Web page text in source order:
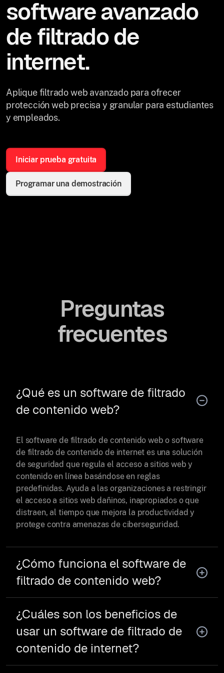
software avanzado
de filtrado de
internet.
Aplique filtrado web avanzado para ofrecer
protección web precisa y granular para estudiantes
y empleados.
Iniciar prueba gratuita
Programar una demostración
Preguntas
frecuentes
¿Qué es un software de filtrado
de contenido web?
El software de filtrado de contenido web o software
de filtrado de contenido de internet es una solución
de seguridad que regula el acceso a sitios web y
contenido en línea basándose en reglas
predefinidas. Ayuda a las organizaciones a restringir
el acceso a sitios web dañinos, inapropiados o que
distraen, al tiempo que mejora la productividad y
protege contra amenazas de ciberseguridad.
¿Cómo funciona el software de
filtrado de contenido web?
¿Cuáles son los beneficios de
usar un software de filtrado de
contenido de internet?